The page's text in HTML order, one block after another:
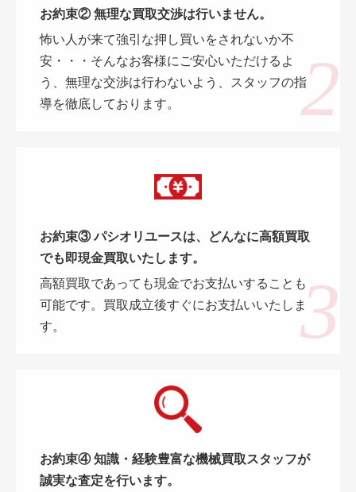
お約束② 無理な買取交渉は行いません。
怖い人が来て強引な押し買いをされないか不
安・・・そんなお客様にご安心いただけるよ
う、無理な交渉は行わないよう、スタッフの指
導を徹底しております。
お約束③ パシオリユースは、どんなに高額買取
でも即現金買取いたします。
高額買取であっても現金でお支払いすることも
可能です。買取成立後すぐにお支払いいたしま
す。
お約束④ 知識・経験豊富な機械買取スタッフが
誠実な査定を行います。